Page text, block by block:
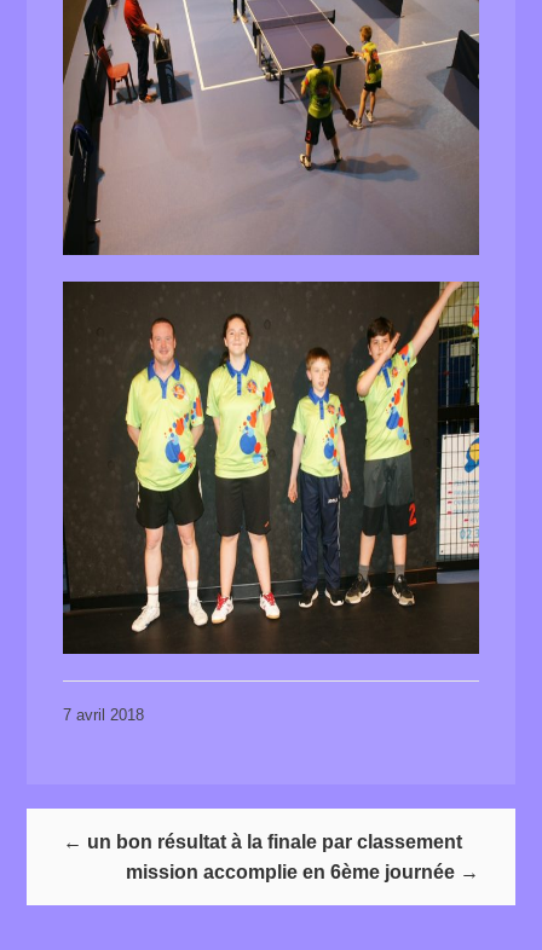
7 avril 2018
← un bon résultat à la finale par classement
mission accomplie en 6ème journée→